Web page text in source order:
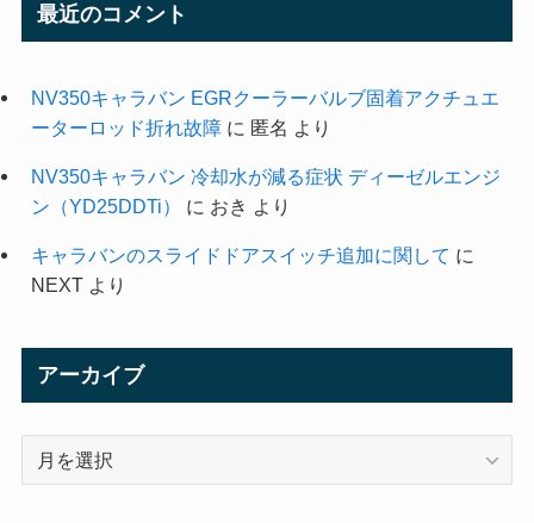
最近のコメント
NV350キャラバン EGRクーラーバルブ固着アクチュエ
ーターロッド折れ故障に 匿名 より
NV350キャラバン 冷却水が減る症状 ディーゼルエンジ
ン（YD25DDTi）
に おき より
キャラバンのスライドドアスイッチ追加に関して に
NEXTより
アーカイブ